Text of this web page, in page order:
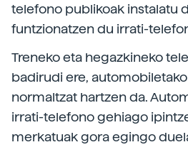
telefono publikoak instalatu
funtzionatzen du irrati-
Treneko eta hegazkineko
badirudi ere,
normaltzat hartzen da.
irrati-telefono gehiago
merkatuak gora egingo